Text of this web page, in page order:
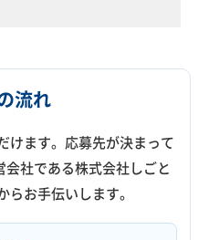
流れ
けます。応募先が決まって
社である株式会社しごと
らお手伝いします。